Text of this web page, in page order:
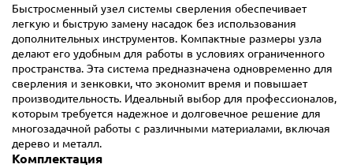
Быстросменный узел системы сверления обеспечивает
легкую и быструю замену насадок без использования
дополнительных инструментов. Компактные размеры узла
делают его удобным для работы в условиях ограниченного
пространства. Эта система предназначена одновременно для
сверления и зенковки, что экономит время и повышает
производительность. Идеальный выбор для профессионалов,
которым требуется надежное и долговечное решение для
многозадачной работы с различными материалами, включая
дерево и металл.
Комплектация